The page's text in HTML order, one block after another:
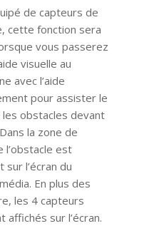
de capteurs de
cette fonction sera
vous passerez
visuelle au
avec l’aide
pour assister le
obstacles devant
la zone de
l’obstacle est
l’écran du
En plus des
les 4 capteurs
sur l’écran.